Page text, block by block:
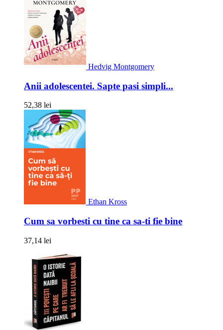
Hedvig Montgomery
Anii adolescentei. Sapte pasi simpli...
52,38 lei
Ethan Kross
Cum sa vorbesti cu tine ca sa-ti fie bine
37,14 lei